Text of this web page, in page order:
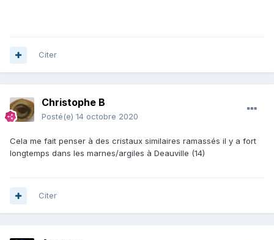
Citer
Christophe B
Posté(e) 14 octobre 2020
Cela me fait penser à des cristaux similaires ramassés il y a fort
longtemps dans les marnes/argiles à Deauville (14)
Citer